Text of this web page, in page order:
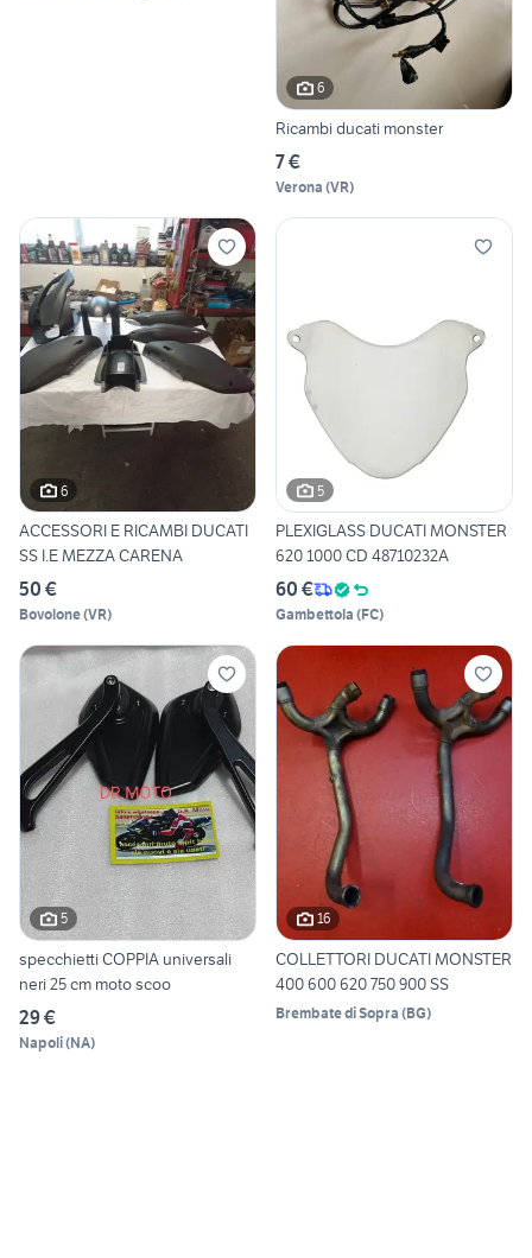
6
Ricambi ducati monster
7 €
Verona (VR)
6
ACCESSORI E RICAMBI DUCATI
SS I.E MEZZA CARENA
50 €
Bovolone(VR)
5
PLEXIGLASS DUCATI MONSTER
620 1000 CD 48710232A
60 €
Gambettola (FC)
5
specchietti COPPIA universali
neri 25 cm moto scoo
29 €
Napoli(NA)
16
COLLETTORI DUCATI MONSTER
400 600 620 750 900 SS
Brembate di Sopra (BG)